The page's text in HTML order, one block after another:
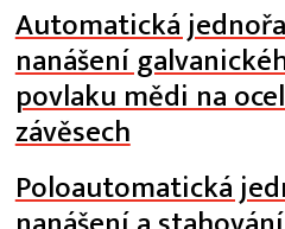
Automatická
nanášení
povlaku mědi na
závěsech
Poloautomatická